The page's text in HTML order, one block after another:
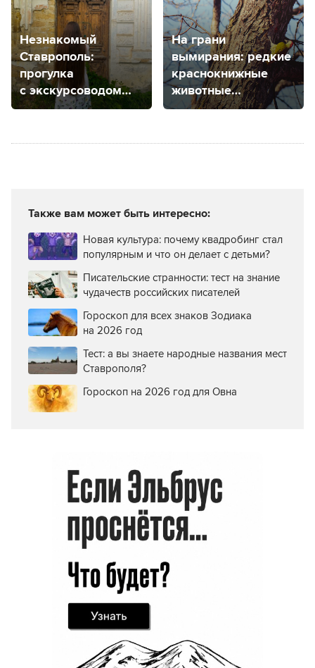
Незнакомый
Ставрополь:
прогулка
с экскурсоводом
для тех, кто гулял
На грани
вымирания: редкие
краснокнижные
животные
Ставропольского
Также вам может быть интересно:
Новая культура: почему квадробинг стал
популярным и что он делает с детьми?
Писательские странности: тест на знание
чудачеств российских писателей
Гороскоп для всех знаков Зодиака
на 2026 год
Тест: а вы знаете народные названия мест
Ставрополя?
Гороскоп на 2026 год для Овна